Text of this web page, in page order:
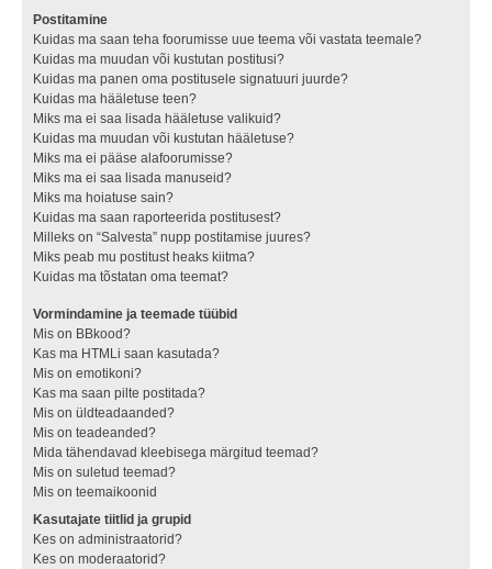
Postitamine
Kuidas ma saan teha foorumisse uue teema või vastata teemale?
Kuidas ma muudan või kustutan postitusi?
Kuidas ma panen oma postitusele signatuuri juurde?
Kuidas ma hääletuse teen?
Miks ma ei saa lisada hääletuse valikuid?
Kuidas ma muudan või kustutan hääletuse?
Miks ma ei pääse alafoorumisse?
Miks ma ei saa lisada manuseid?
Miks ma hoiatuse sain?
Kuidas ma saan raporteerida postitusest?
Milleks on “Salvesta” nupp postitamise juures?
Miks peab mu postitust heaks kiitma?
Kuidas ma tõstatan oma teemat?
Vormindamine ja teemade tüübid
Mis on BBkood?
Kas ma HTMLi saan kasutada?
Mis on emotikoni?
Kas ma saan pilte postitada?
Mis on üldteadaanded?
Mis on teadeanded?
Mida tähendavad kleebisega märgitud teemad?
Mis on suletud teemad?
Mis on teemaikoonid
Kasutajate tiitlid ja grupid
Kes on administraatorid?
Kes on moderaatorid?